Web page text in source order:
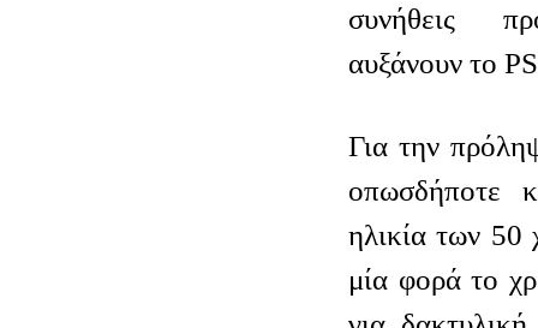
συνήθεις
αυξάνουν το
Για την
οπωσδήποτε
ηλικία των 50
μία φορά το